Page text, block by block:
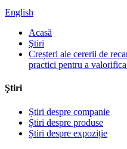
English
Acasă
Ştiri
Creșteri ale cererii de
practici pentru a
Ştiri
Știri despre companie
Știri despre produse
Știri despre expoziție